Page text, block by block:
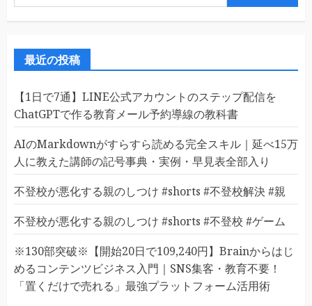
索:
最近の投稿
【1日で7通】LINE公式アカウントのステップ配信を
ChatGPTで作る教育メール予約導線の教科書
AIのMarkdownがすらすら読める完全スキル｜延べ15万
人に教えた講師の記号事典・実例・早見表全部入り
不登校が悪化する親のしつけ #shorts #不登校解決 #親
不登校が悪化する親のしつけ #shorts #不登校 #ゲーム
※130部突破※【開始20日で109,240円】Brainからはじ
めるコンテンツビジネス入門｜SNS集客・教育不要！
「置くだけで売れる」最強プラットフォーム活用術